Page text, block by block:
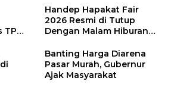
TP
Handep Hapakat Fair
2026 Resmi di Tutup
Dengan Malam Hiburan
Banting Harga Diarena
Pasar Murah, Gubernur
Ajak Masyarakat